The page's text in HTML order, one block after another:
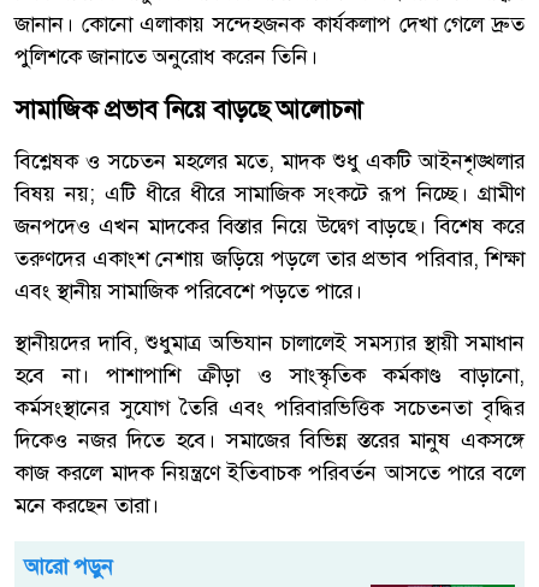
জানান। কোনো এলাকায় সন্দেহজনক কার্যকলাপ দেখা গেলে দ্রুত
পুলিশকে জানাতে অনুরোধ করেন তিনি।
সামাজিক প্রভাব নিয়ে বাড়ছে আলোচনা
বিশ্লেষক ও সচেতন মহলের মতে, মাদক শুধু একটি আইনশৃঙ্খলার
বিষয় নয়; এটি ধীরে ধীরে সামাজিক সংকটে রূপ নিচ্ছে। গ্রামীণ
জনপদেও এখন মাদকের বিস্তার নিয়ে উদ্বেগ বাড়ছে। বিশেষ করে
তরুণদের একাংশ নেশায় জড়িয়ে পড়লে তার প্রভাব পরিবার, শিক্ষা
এবং স্থানীয় সামাজিক পরিবেশে পড়তে পারে।
স্থানীয়দের দাবি, শুধুমাত্র অভিযান চালালেই সমস্যার স্থায়ী সমাধান
হবে না। পাশাপাশি ক্রীড়া ও সাংস্কৃতিক কর্মকাণ্ড বাড়ানো,
কর্মসংস্থানের সুযোগ তৈরি এবং পরিবারভিত্তিক সচেতনতা বৃদ্ধির
দিকেও নজর দিতে হবে। সমাজের বিভিন্ন স্তরের মানুষ একসঙ্গে
কাজ করলে মাদক নিয়ন্ত্রণে ইতিবাচক পরিবর্তন আসতে পারে বলে
মনে করছেন তারা।
আরো পড়ুন